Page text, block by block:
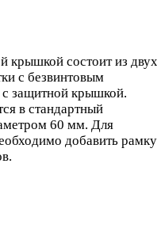
крышкой состоит из двух
с безвинтовым
защитной крышкой.
в стандартный
60 мм. Для
добавить